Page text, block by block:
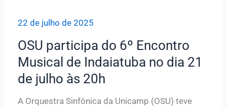
22 de julho de 2025
OSU participa do 6º Encontro
Musical de Indaiatuba no dia 21
de julho às 20h
A Orquestra Sinfônica da Unicamp (OSU) teve